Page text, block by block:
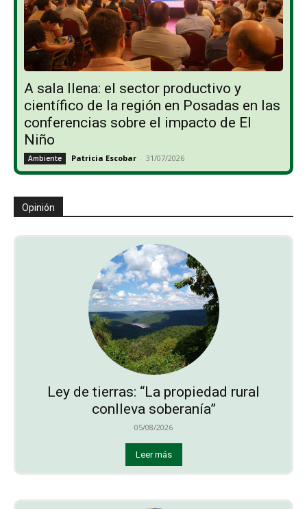
A sala llena: el sector productivo y
científico de la región en Posadas en las
conferencias sobre el impacto de El
Niño
Ambiente Patricia Escobar - 31/07/2026
Opinión
Ley de tierras: “La propiedad rural
conlleva soberanía”
05/08/2026
Leer más